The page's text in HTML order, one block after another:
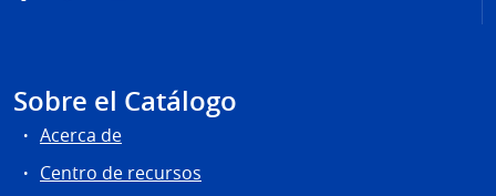
Sobre el Catálogo
Acerca de
Centro de recursos